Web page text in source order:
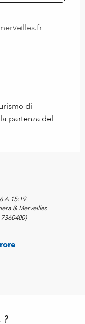
di
partenza del
A 15:19
& Merveilles
7360400)
?